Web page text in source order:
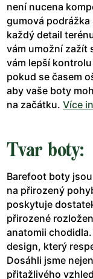
není nucena
gumová
každý detail
vám umožní zažít
vám lepší
pokud se časem
aby vaše boty
na začátku. Více
Tvar boty:
Barefoot boty
na přirozený
poskytuje
přirozené
anatomii
design, který
Dosáhli jsme
přitažlivého